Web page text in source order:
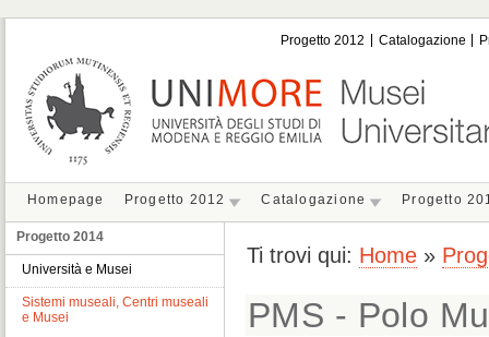
Progetto 2012 Catalogazione
Homepage Progetto 2012 Catalogazione Progetto
Progetto 2014
Università e Musei
Sistemi museali, Centri museali
e Musei
Ti trovi qui: Home »
PMS - Polo